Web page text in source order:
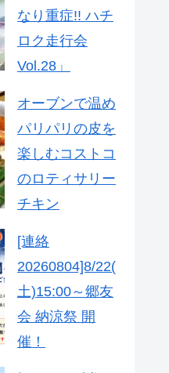
なり重症!! ハチ
ロク走行会
Vol.28」
オーブンで温め
パリパリの皮を
楽しむコストコ
のロティサリー
チキン
[連絡
20260804]8/22(
土)15:00～郷友
会 納涼祭 開
催！